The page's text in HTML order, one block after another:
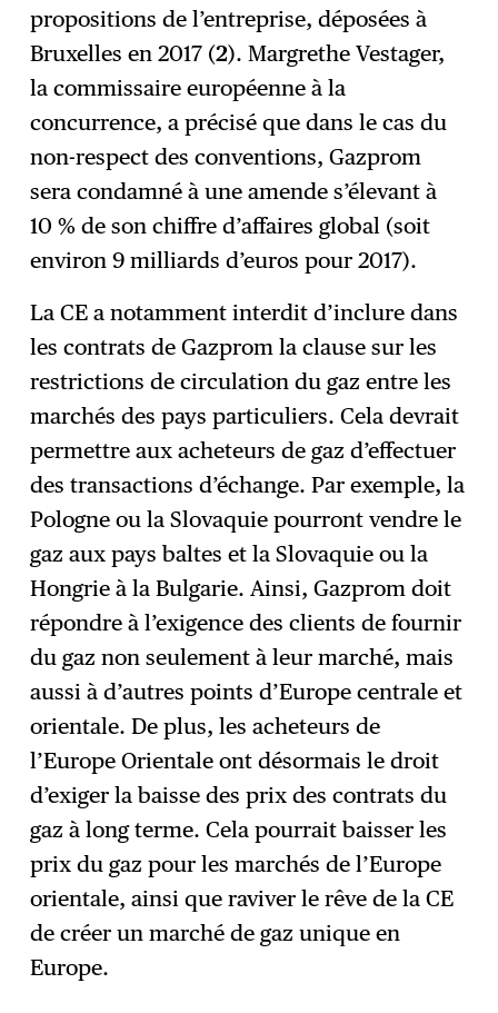
propositions de l’entreprise, déposées à
Bruxelles en 2017 (2). Margrethe Vestager,
la commissaire européenne à la
concurrence, a précisé que dans le cas du
non-respect des conventions, Gazprom
sera condamné à une amende s’élevant à
10 % de son chiffre d’affaires global (soit
environ 9 milliards d’euros pour 2017).
La CE a notamment interdit d’inclure dans
les contrats de Gazprom la clause sur les
restrictions de circulation du gaz entre les
marchés des pays particuliers. Cela devrait
permettre aux acheteurs de gaz d’effectuer
des transactions d’échange. Par exemple, la
Pologne ou la Slovaquie pourront vendre le
gaz aux pays baltes et la Slovaquie ou la
Hongrie à la Bulgarie. Ainsi, Gazprom doit
répondre à l’exigence des clients de fournir
du gaz non seulement à leur marché, mais
aussi à d’autres points d’Europe centrale et
orientale. De plus, les acheteurs de
l’Europe Orientale ont désormais le droit
d’exiger la baisse des prix des contrats du
gaz à long terme. Cela pourrait baisser les
prix du gaz pour les marchés de l’Europe
orientale, ainsi que raviver le rêve de la CE
de créer un marché de gaz unique en
Europe.